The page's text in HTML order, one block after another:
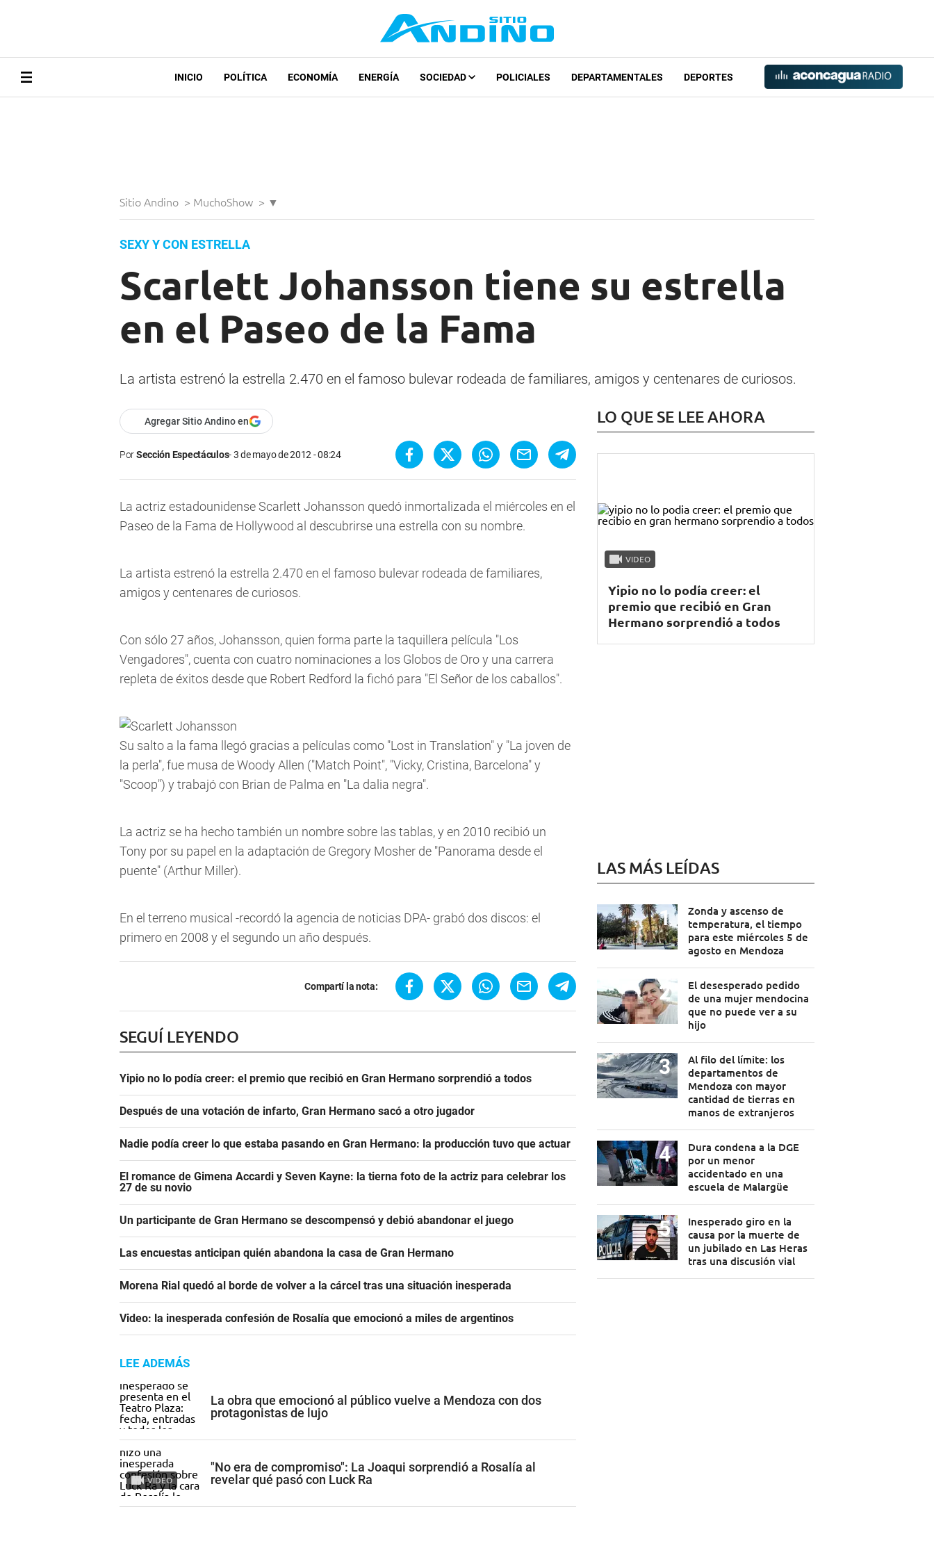
INICIO POLÍTICA ECONOMÍA ENERGÍA SOCIEDAD POLICIALES DEPARTAMENTALES DEPORTES
Sitio Andino > MuchoShow > ▼
SEXY Y CON ESTRELLA
Scarlett Johansson tiene su estrella
en el Paseo de la Fama
La artista estrenó la estrella 2.470 en el famoso bulevar rodeada de familiares, amigos y centenares de curiosos.
Agregar Sitio Andino en
PorSección Espectáculos 3 de mayo de 2012 - 08:24
La actriz estadounidense Scarlett Johansson quedó inmortalizada el miércoles en el
Paseo de la Fama de Hollywood al descubrirse una estrella con su nombre.
La artista estrenó la estrella 2.470 en el famoso bulevar rodeada de familiares,
amigos y centenares de curiosos.
Con sólo 27 años, Johansson, quien forma parte la taquillera película "Los
Vengadores", cuenta con cuatro nominaciones a los Globos de Oro y una carrera
repleta de éxitos desde que Robert Redford la fichó para "El Señor de los caballos".
Su salto a la fama llegó gracias a películas como "Lost in Translation" y "La joven de
la perla", fue musa de Woody Allen ("Match Point", "Vicky, Cristina, Barcelona" y
"Scoop") y trabajó con Brian de Palma en "La dalia negra".
La actriz se ha hecho también un nombre sobre las tablas, y en 2010 recibió un
Tony por su papel en la adaptación de Gregory Mosher de "Panorama desde el
puente" (Arthur Miller).
En el terreno musical -recordó la agencia de noticias DPA- grabó dos discos: el
primero en 2008 y el segundo un año después.
Compartí la nota:
SEGUÍ LEYENDO
Yipio no lo podía creer: el premio que recibió en Gran Hermano sorprendió a todos
Después de una votación de infarto, Gran Hermano sacó a otro jugador
Nadie podía creer lo que estaba pasando en Gran Hermano: la producción tuvo que actuar
El romance de Gimena Accardi y Seven Kayne: la tierna foto de la actriz para celebrar los
27 de su novio
Un participante de Gran Hermano se descompensó y debió abandonar el juego
Las encuestas anticipan quién abandona la casa de Gran Hermano
Morena Rial quedó al borde de volver a la cárcel tras una situación inesperada
Video: la inesperada confesión de Rosalía que emocionó a miles de argentinos
LEE ADEMÁS
La obra que emocionó al público vuelve a Mendoza con dos
protagonistas de lujo
VIDEO
"No era de compromiso": La Joaqui sorprendió a Rosalía al
revelar qué pasó con Luck Ra
LO QUE SE LEE AHORA
VIDEO
Yipio no lo podía creer: el
premio que recibió en Gran
Hermano sorprendió a todos
LAS MÁS LEÍDAS
Zonda y ascenso de
temperatura, el tiempo
para este miércoles 5 de
agosto en Mendoza
El desesperado pedido
de una mujer mendocina
que no puede ver a su
hijo
Al filo del límite: los
departamentos de
Mendoza con mayor
cantidad de tierras en
manos de extranjeros
Dura condena a la DGE
por un menor
accidentado en una
escuela de Malargüe
Inesperado giro en la
causa por la muerte de
un jubilado en Las Heras
tras una discusión vial